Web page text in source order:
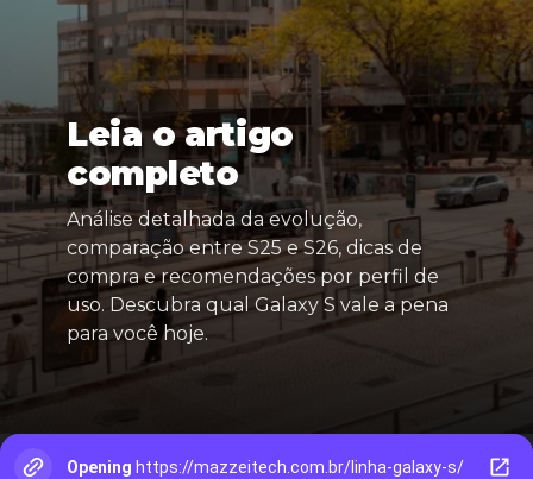
Leia o artigo
completo
Análise detalhada da evolução,
comparação entre S25 e S26, dicas de
compra e recomendações por perfil de
uso. Descubra qual Galaxy S vale a pena
para você hoje.
Opening https://mazzeitech.com.br/linha-galaxy-s/